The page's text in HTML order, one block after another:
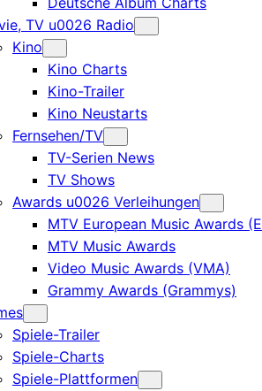
TV u0026 Radio
Kino
Kino Charts
Kino-Trailer
Kino Neustarts
Fernsehen/TV
TV-Serien News
TV Shows
Awards u0026 Verleihungen
MTV European Music Awards
MTV Music Awards
Video Music Awards (VMA)
Grammy Awards (Grammys)
Spiele-Trailer
Spiele-Charts
Spiele-Plattformen